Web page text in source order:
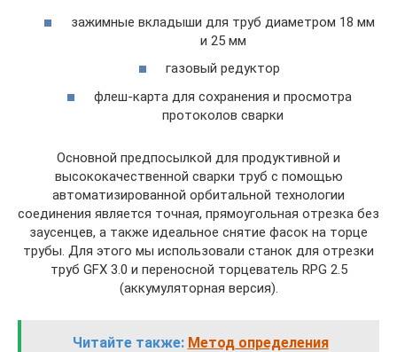
зажимные вкладыши для труб диаметром 18 мм
и 25 мм
газовый редуктор
флеш-карта для сохранения и просмотра
протоколов сварки
Основной предпосылкой для продуктивной и
высококачественной сварки труб с помощью
автоматизированной орбитальной технологии
соединения является точная, прямоугольная отрезка без
заусенцев, а также идеальное снятие фасок на торце
трубы. Для этого мы использовали станок для отрезки
труб GFX 3.0 и переносной торцеватель RPG 2.5
(аккумуляторная версия).
Читайте также: Метод определения